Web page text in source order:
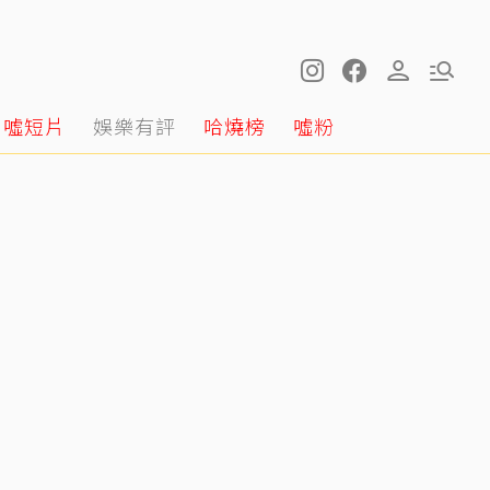
噓短片 娛樂有評 哈燒榜 噓粉